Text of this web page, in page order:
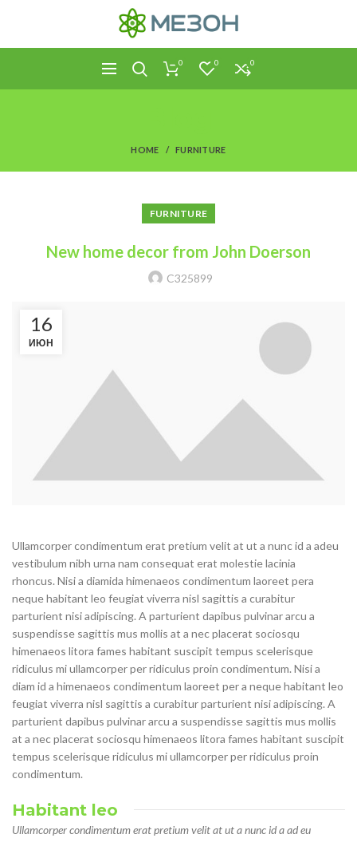
0 0 0
HOME FURNITURE
FURNITURE
New home decor from John Doerson
C325899
16
ИЮН
Ullamcorper condimentum erat pretium velit at ut a nunc id a adeu
vestibulum nibh urna nam consequat erat molestie lacinia
rhoncus. Nisi a diamida himenaeos condimentum laoreet pera
neque habitant leo feugiat viverra nisl sagittis a curabitur
parturient nisi adipiscing. A parturient dapibus pulvinar arcu a
suspendisse sagittis mus mollis at a nec placerat sociosqu
himenaeos litora fames habitant suscipit tempus scelerisque
ridiculus mi ullamcorper per ridiculus proin condimentum. Nisi a
diam id a himenaeos condimentum laoreet per a neque habitant leo
feugiat viverra nisl sagittis a curabitur parturient nisi adipiscing. A
parturient dapibus pulvinar arcu a suspendisse sagittis mus mollis
at a nec placerat sociosqu himenaeos litora fames habitant suscipit
tempus scelerisque ridiculus mi ullamcorper per ridiculus proin
condimentum.
Habitant leo
Ullamcorper condimentum erat pretium velit at ut a nunc id a ad eu